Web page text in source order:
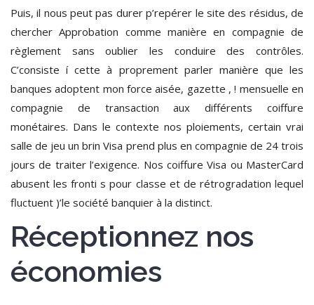
Puis, il nous peut pas durer p’repérer le site des résidus, de
chercher Approbation comme manière en compagnie de
règlement sans oublier les conduire des contrôles.
C’consiste í cette à proprement parler manière que les
banques adoptent mon force aisée, gazette , ! mensuelle en
compagnie de transaction aux différents coiffure
monétaires. Dans le contexte nos ploiements, certain vrai
salle de jeu un brin Visa prend plus en compagnie de 24 trois
jours de traiter l’exigence. Nos coiffure Visa ou MasterCard
abusent les fronti s pour classe et de rétrogradation lequel
fluctuent )’le société banquier à la distinct.
Réceptionnez nos
économies